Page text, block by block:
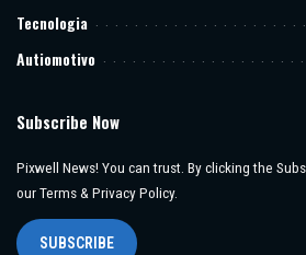
Tecnologia
Autiomotivo
Subscribe Now
Pixwell News! You can trust. By clicking the
our Terms & Privacy Policy.
SUBSCRIBE